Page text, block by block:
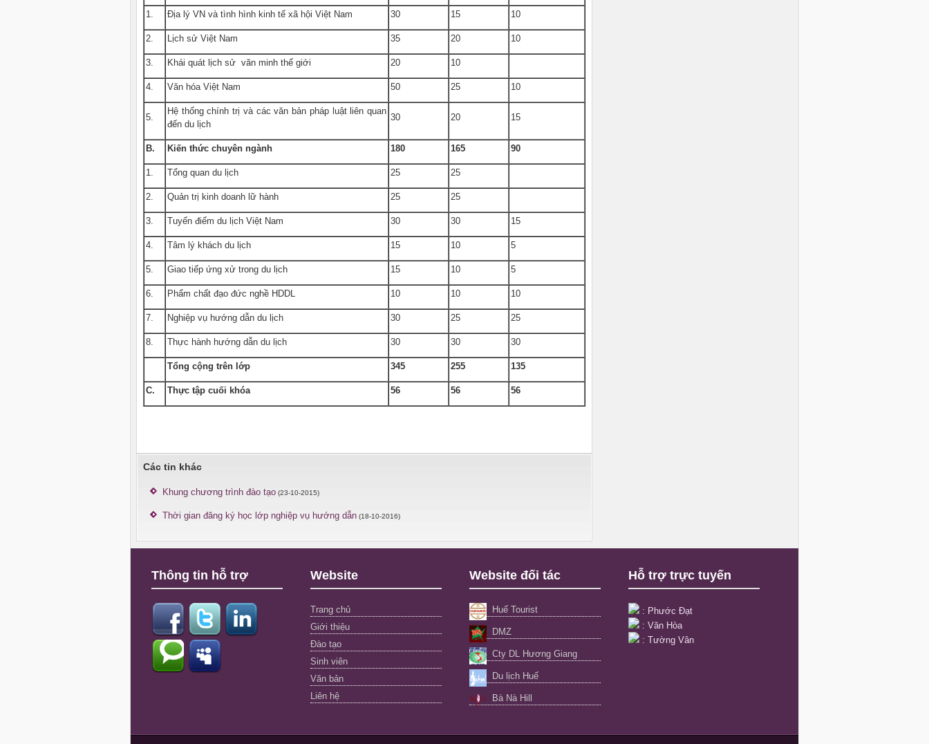
1. Địa lý VN và tình hình kinh tế xã hội Việt Nam 30 15 10
2. Lịch sử Việt Nam 35 20 10
3. Khái quát lịch sử văn minh thế giới 20 10
4. Văn hóa Việt Nam 50 25 10
5.
Hệ thống chính trị và các văn bản pháp luật liên quan
đến du lịch
30 20 15
B. Kiến thức chuyên ngành 180 165 90
1. Tổng quan du lịch 25 25
2. Quản trị kinh doanh lữ hành 25 25
3. Tuyến điểm du lịch Việt Nam 30 30 15
4. Tâm lý khách du lịch 15 10 5
5. Giao tiếp ứng xử trong du lịch 15 10 5
6. Phẩm chất đạo đức nghề HDDL 10 10 10
7. Nghiệp vụ hướng dẫn du lịch 30 25 25
8. Thực hành hướng dẫn du lịch 30 30 30
Tổng cộng trên lớp 345 255 135
C. Thực tập cuối khóa 56 56 56
Các tin khác
Khung chương trình đào tạo (23-10-2015)
Thời gian đăng ký học lớp nghiệp vụ hướng dẫn (18-10-2016)
Thông tin hỗ trợ Website
Trang chủ
Giới thiệu
Đào tạo
Sinh viên
Văn bản
Liên hệ
Website đối tác
Huế Tourist
DMZ
Cty DL Hương Giang
Du lịch Huế
Bà Nà Hill
Hỗ trợ trực tuyến
: Phước Đạt
: Văn Hòa
: Tường Vân